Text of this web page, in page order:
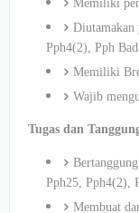
Memiliki
Diutamakan
Pph4(2), Pph
Memiliki
Wajib
Tugas dan
Pph25, Pph4(2),
Membuat